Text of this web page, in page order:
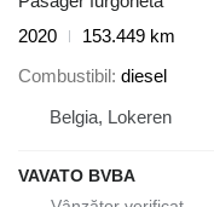
2020
153.449 km
Combustibil diesel
Belgia, Lokeren
VAVATO BVBA